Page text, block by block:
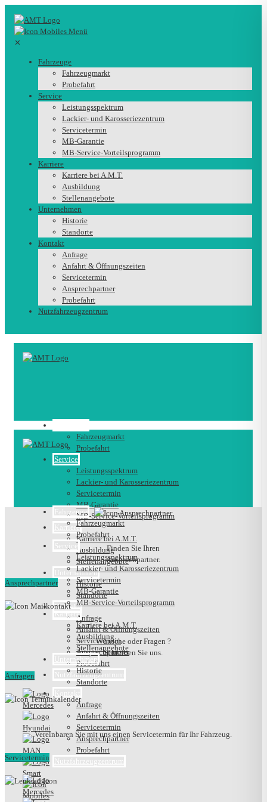
✕
Fahrzeuge
Fahrzeugmarkt
Probefahrt
Service
Leistungsspektrum
Lackier- und Karosseriezentrum
Servicetermin
MB-Garantie
MB-Service-Vorteilsprogramm
Karriere
Karriere bei A.M.T.
Ausbildung
Stellenangebote
Unternehmen
Historie
Standorte
Kontakt
Anfrage
Anfahrt & Öffnungszeiten
Servicetermin
Ansprechpartner
Probefahrt
Nutzfahrzeugzentrum
Fahrzeugmarkt
Probefahrt
Service
Leistungsspektrum
Lackier- und Karosseriezentrum
Servicetermin
MB-Garantie
MB-Service-Vorteilsprogramm
Karriere
Karriere bei A.M.T.
Ausbildung
Stellenangebote
Unternehmen
Historie
Standorte
Kontakt
Anfrage
Anfahrt & Öffnungszeiten
Servicetermin
Ansprechpartner
Probefahrt
Nutzfahrzeugzentrum
Fahrzeuge
Fahrzeugmarkt
Probefahrt
Service
Leistungsspektrum
Lackier- und Karosseriezentrum
Servicetermin
MB-Garantie
MB-Service-Vorteilsprogramm
Karriere
Karriere bei A.M.T.
Ausbildung
Stellenangebote
Unternehmen
Historie
Standorte
Kontakt
Anfrage
Anfahrt & Öffnungszeiten
Servicetermin
Ansprechpartner
Probefahrt
Nutzfahrzeugzentrum
Finden Sie Ihren
Ansprechpartner.
Ansprechpartner
Wünsche oder Fragen ?
Schreiben Sie uns.
Anfragen
Vereinbaren Sie mit uns einen Servicetermin für Ihr Fahrzeug.
Servicetermin